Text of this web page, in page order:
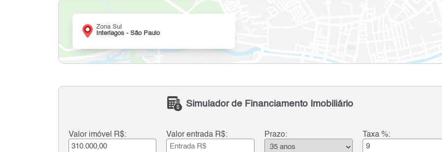
Zona Sul
Interlagos - São Paulo
Simulador de Financiamento Imobiliário
Valor imóvel R$: Valor entrada R$: Prazo: Taxa %: